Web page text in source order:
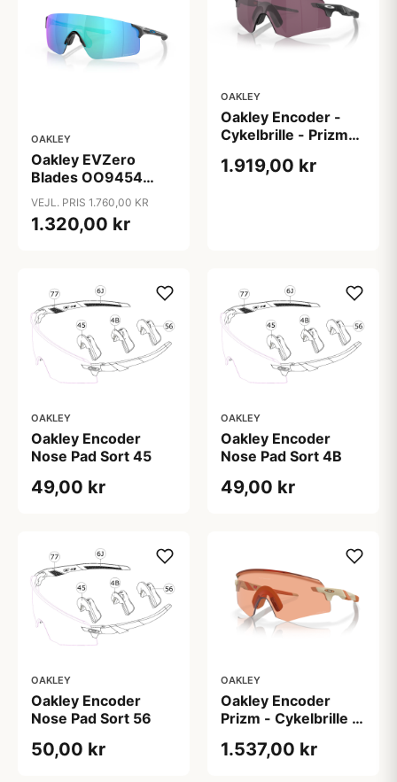
OAKLEY
Oakley EVZero
Blades OO9454
Solbriller -
Firkantede
Transparent
VEJL. PRIS 1.760,00 KR
1.320,00 kr
OAKLEY
Oakley Encoder -
Cykelbrille - Prizm
Carbon
1.919,00 kr
OAKLEY
Oakley Encoder
Nose Pad Sort 45
49,00 kr
OAKLEY
Oakley Encoder
Nose Pad Sort 4B
49,00 kr
OAKLEY
Oakley Encoder
Nose Pad Sort 56
50,00 kr
OAKLEY
Oakley Encoder
Prizm - Cykelbrille -
1.537,00 kr